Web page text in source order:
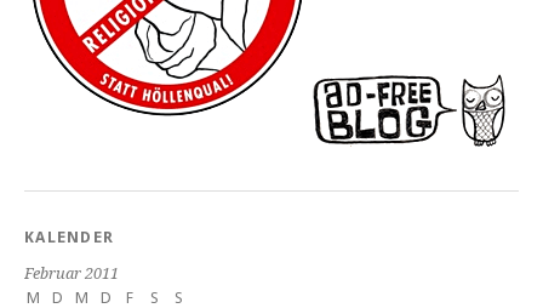
KALENDER
Februar 2011
M
D M D F S
S